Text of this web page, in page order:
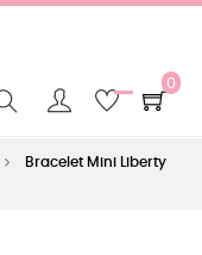
0
Bracelet Mini Liberty